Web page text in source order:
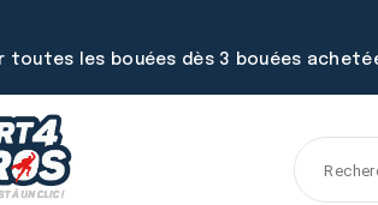
toutes les bouées dès 3 bouées